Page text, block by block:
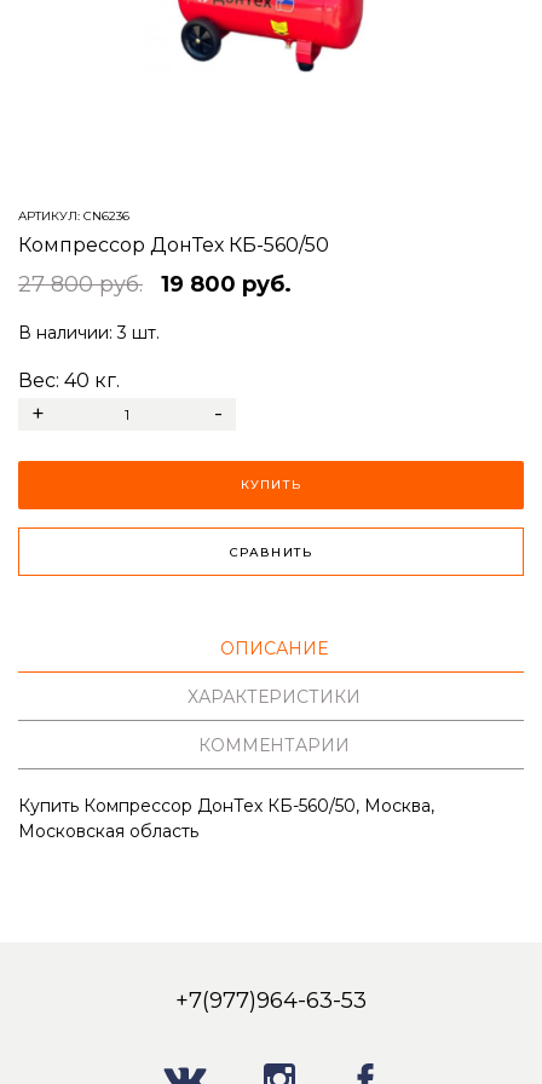
АРТИКУЛ: CN6236
Компрессор ДонТех КБ-560/50
27 800 руб. 19 800 руб.
В наличии:3 шт.
Вес: 40 кг.
+ -
КУПИТЬ
СРАВНИТЬ
ОПИСАНИЕ
ХАРАКТЕРИСТИКИ
КОММЕНТАРИИ
Купить Компрессор ДонТех КБ-560/50, Москва,
Московская область
+7(977)964-63-53